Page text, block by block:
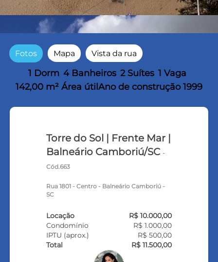
Fotos Mapa Vista da rua
1 Dorm 4 Banheiros 2 Suítes 1 Vaga
142,00 m² Área útil Ano de construção 1999
Torre do Sol | Frente Mar |
Balneário Camboriú/SC-
Cód.663
Rua 1801 - Centro - Balneário Camboriú -
SC
Locação
R$ 10.000,00
Condomínio
R$ 1.000,00
IPTU (aprox.)
R$ 500,00
Total
R$ 11.500,00